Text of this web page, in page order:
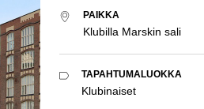
PAIKKA
Klubilla Marskin sali
TAPAHTUMALUOKKA
Klubinaiset